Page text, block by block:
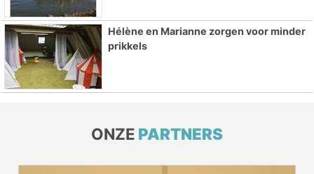
Hélène en Marianne zorgen voor minder
prikkels
ONZE PARTNERS